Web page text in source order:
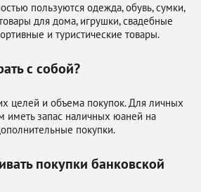
пользуются одежда, обувь, сумки,
для дома, игрушки, свадебные
и туристические товары.
с собой?
целей и объема покупок. Для личных
иметь запас наличных юаней на
покупки.
покупки банковской